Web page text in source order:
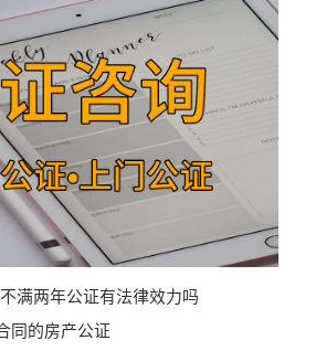
满两年公证有法律效力吗
的房产公证